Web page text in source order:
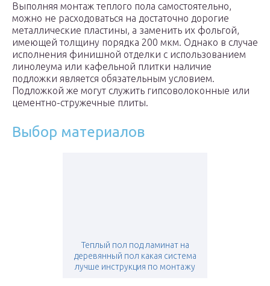
Выполняя монтаж теплого пола самостоятельно,
можно не расходоваться на достаточно дорогие
металлические пластины, а заменить их фольгой,
имеющей толщину порядка 200 мкм. Однако в случае
исполнения финишной отделки с использованием
линолеума или кафельной плитки наличие
подложки является обязательным условием.
Подложкой же могут служить гипсоволоконные или
цементно-стружечные плиты.
Выбор материалов
Теплый пол под ламинат на
деревянный пол какая система
лучше инструкция по монтажу